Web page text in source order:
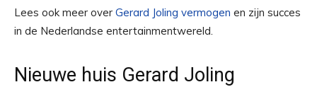
Lees ook meer over Gerard Joling vermogen en zijn succes
in de Nederlandse entertainmentwereld.
Nieuwe huis Gerard Joling